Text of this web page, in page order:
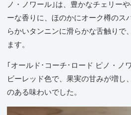
ノ・ノワール｣は、豊かなチェリー
ーな香りに、ほのかにオーク樽のス
らかいタンニンに滑らかな舌触りで
ます。
｢オールド･コーチ･ロード ピノ・ノ
ビーレッド色で、果実の甘みが増し
のある味わいでした。